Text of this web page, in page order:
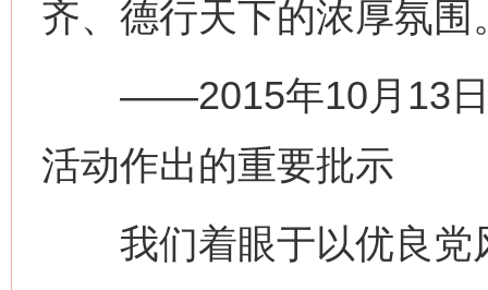
齐、德行天下的浓厚氛围
——2015年10月13日
活动作出的重要批示
我们着眼于以优良党